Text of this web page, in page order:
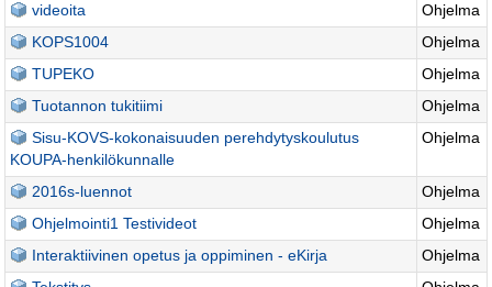
videoita
Ohjelma
KOPS1004
Ohjelma
TUPEKO
Ohjelma
Tuotannon tukitiimi
Ohjelma
Sisu-KOVS-kokonaisuuden perehdytyskoulutus
KOUPA-henkilökunnalle
Ohjelma
2016s-luennot
Ohjelma
Ohjelmointi1 Testivideot
Ohjelma
Interaktiivinen opetus ja oppiminen - eKirja
Ohjelma